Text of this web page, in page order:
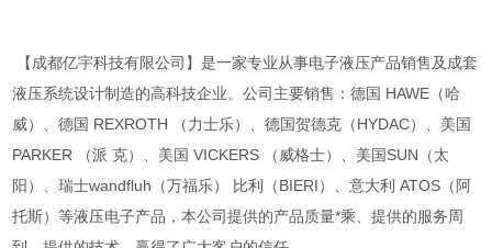
【成都亿宇科技有限公司】是一家专业从事电子液压产品销售及成套
液压系统设计制造的高科技企业。公司主要销售：德国 HAWE（哈
威）、德国 REXROTH （力士乐）、德国贺德克（HYDAC）、美国
PARKER （派 克）、美国 VICKERS （威格士）、美国SUN（太
阳）、瑞士wandfluh（万福乐） 比利（BIERI）、意大利 ATOS（阿
托斯）等液压电子产品，本公司提供的产品质量*乘、提供的服务周